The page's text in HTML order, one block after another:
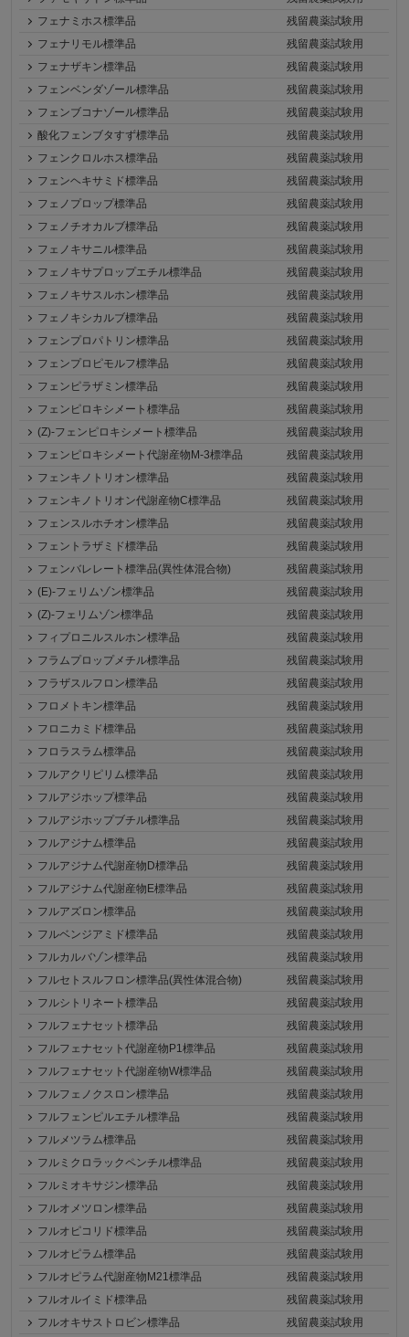
フェナミホス標準品
残留農薬試験用
フェナリモル標準品
残留農薬試験用
フェナザキン標準品
残留農薬試験用
フェンベンダゾール標準品
残留農薬試験用
フェンブコナゾール標準品
残留農薬試験用
酸化フェンブタすず標準品
残留農薬試験用
フェンクロルホス標準品
残留農薬試験用
フェンヘキサミド標準品
残留農薬試験用
フェノプロップ標準品
残留農薬試験用
フェノチオカルブ標準品
残留農薬試験用
フェノキサニル標準品
残留農薬試験用
フェノキサプロップエチル標準品
残留農薬試験用
フェノキサスルホン標準品
残留農薬試験用
フェノキシカルブ標準品
残留農薬試験用
フェンプロパトリン標準品
残留農薬試験用
フェンプロピモルフ標準品
残留農薬試験用
フェンピラザミン標準品
残留農薬試験用
フェンピロキシメート標準品
残留農薬試験用
(Z)-フェンピロキシメート標準品
残留農薬試験用
フェンピロキシメート代謝産物M-3標準品
残留農薬試験用
フェンキノトリオン標準品
残留農薬試験用
フェンキノトリオン代謝産物C標準品
残留農薬試験用
フェンスルホチオン標準品
残留農薬試験用
フェントラザミド標準品
残留農薬試験用
フェンバレレート標準品(異性体混合物)
残留農薬試験用
(E)-フェリムゾン標準品
残留農薬試験用
(Z)-フェリムゾン標準品
残留農薬試験用
フィプロニルスルホン標準品
残留農薬試験用
フラムプロップメチル標準品
残留農薬試験用
フラザスルフロン標準品
残留農薬試験用
フロメトキン標準品
残留農薬試験用
フロニカミド標準品
残留農薬試験用
フロラスラム標準品
残留農薬試験用
フルアクリピリム標準品
残留農薬試験用
フルアジホップ標準品
残留農薬試験用
フルアジホップブチル標準品
残留農薬試験用
フルアジナム標準品
残留農薬試験用
フルアジナム代謝産物D標準品
残留農薬試験用
フルアジナム代謝産物E標準品
残留農薬試験用
フルアズロン標準品
残留農薬試験用
フルベンジアミド標準品
残留農薬試験用
フルカルバゾン標準品
残留農薬試験用
フルセトスルフロン標準品(異性体混合物)
残留農薬試験用
フルシトリネート標準品
残留農薬試験用
フルフェナセット標準品
残留農薬試験用
フルフェナセット代謝産物P1標準品
残留農薬試験用
フルフェナセット代謝産物W標準品
残留農薬試験用
フルフェノクスロン標準品
残留農薬試験用
フルフェンピルエチル標準品
残留農薬試験用
フルメツラム標準品
残留農薬試験用
フルミクロラックペンチル標準品
残留農薬試験用
フルミオキサジン標準品
残留農薬試験用
フルオメツロン標準品
残留農薬試験用
フルオピコリド標準品
残留農薬試験用
フルオピラム標準品
残留農薬試験用
フルオピラム代謝産物M21標準品
残留農薬試験用
フルオルイミド標準品
残留農薬試験用
フルオキサストロビン標準品
残留農薬試験用